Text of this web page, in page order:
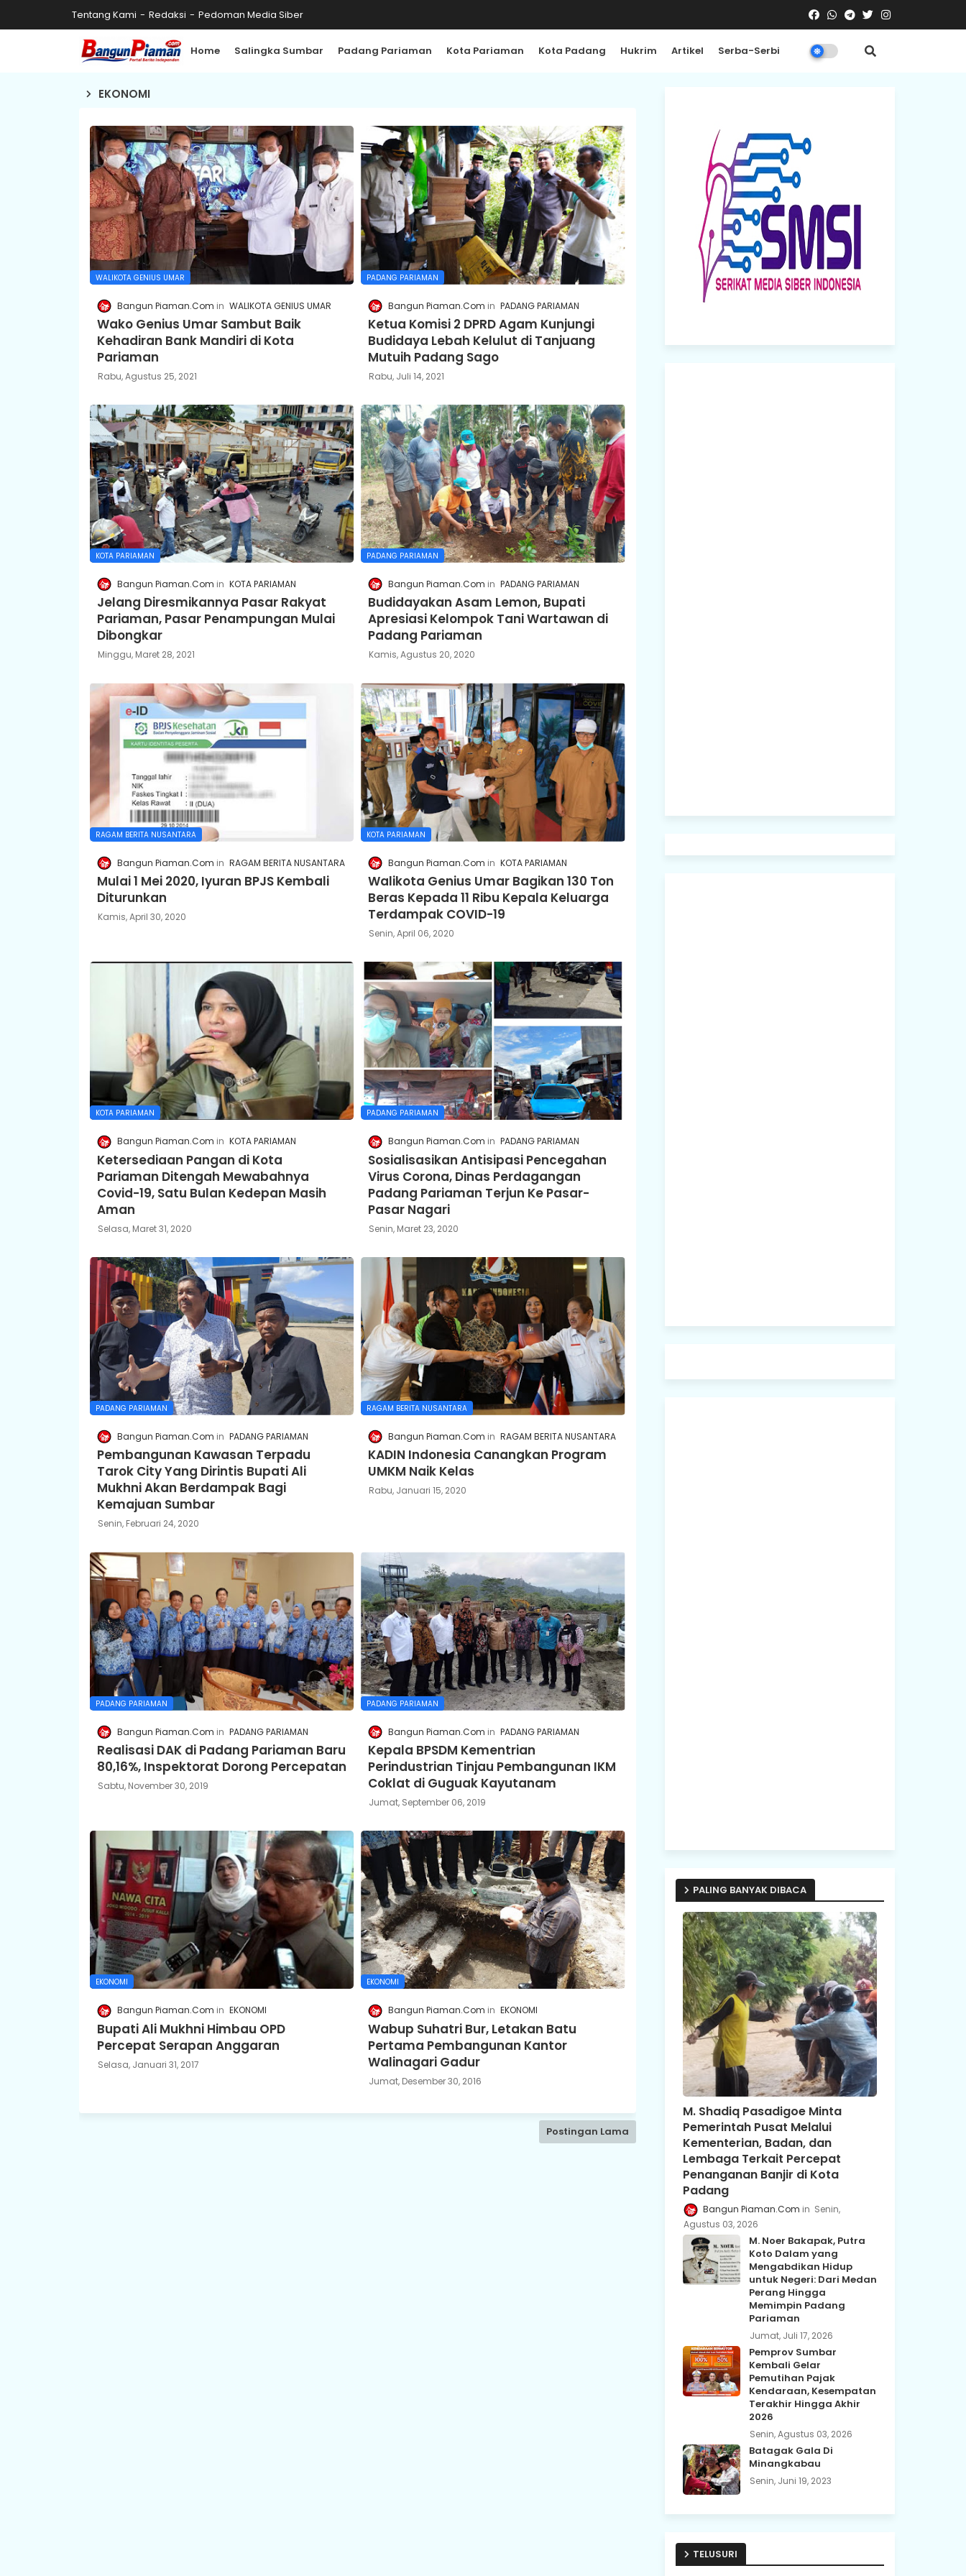
Tentang Kami Redaksi Pedoman Media Siber
Home Salingka Sumbar Padang Pariaman Kota Pariaman Kota Padang Hukrim Artikel Serba-Serbi
EKONOMI
WALIKOTA GENIUS UMAR
Bangun Piaman.Com WALIKOTA GENIUS UMAR
Wako Genius Umar Sambut Baik
Kehadiran Bank Mandiri di Kota
Pariaman
Rabu, Agustus 25, 2021
PADANG PARIAMAN
Bangun Piaman.Com PADANG PARIAMAN
Ketua Komisi 2 DPRD Agam Kunjungi
Budidaya Lebah Kelulut di Tanjuang
Mutuih Padang Sago
Rabu, Juli 14, 2021
KOTA PARIAMAN
Bangun Piaman.Com KOTA PARIAMAN
Jelang Diresmikannya Pasar Rakyat
Pariaman, Pasar Penampungan Mulai
Dibongkar
Minggu, Maret 28, 2021
PADANG PARIAMAN
Bangun Piaman.Com PADANG PARIAMAN
Budidayakan Asam Lemon, Bupati
Apresiasi Kelompok Tani Wartawan di
Padang Pariaman
Kamis, Agustus 20, 2020
RAGAM BERITA NUSANTARA
Bangun Piaman.Com RAGAM BERITA NUSANTARA
Mulai 1 Mei 2020, Iyuran BPJS Kembali
Diturunkan
Kamis, April 30, 2020
KOTA PARIAMAN
Bangun Piaman.Com KOTA PARIAMAN
Walikota Genius Umar Bagikan 130 Ton
Beras Kepada 11 Ribu Kepala Keluarga
Terdampak COVID-19
Senin, April 06, 2020
KOTA PARIAMAN
Bangun Piaman.Com KOTA PARIAMAN
Ketersediaan Pangan di Kota
Pariaman Ditengah Mewabahnya
Covid-19, Satu Bulan Kedepan Masih
Aman
Selasa, Maret 31, 2020
PADANG PARIAMAN
Bangun Piaman.Com PADANG PARIAMAN
Sosialisasikan Antisipasi Pencegahan
Virus Corona, Dinas Perdagangan
Padang Pariaman Terjun Ke Pasar-
Pasar Nagari
Senin, Maret 23, 2020
PADANG PARIAMAN
Bangun Piaman.Com PADANG PARIAMAN
Pembangunan Kawasan Terpadu
Tarok City Yang Dirintis Bupati Ali
Mukhni Akan Berdampak Bagi
Kemajuan Sumbar
Senin, Februari 24, 2020
RAGAM BERITA NUSANTARA
Bangun Piaman.Com RAGAM BERITA NUSANTARA
KADIN Indonesia Canangkan Program
UMKM Naik Kelas
Rabu, Januari 15, 2020
PADANG PARIAMAN
Bangun Piaman.Com PADANG PARIAMAN
Realisasi DAK di Padang Pariaman Baru
80,16%, Inspektorat Dorong Percepatan
Sabtu, November 30, 2019
PADANG PARIAMAN
Bangun Piaman.Com PADANG PARIAMAN
Kepala BPSDM Kementrian
Perindustrian Tinjau Pembangunan IKM
Coklat di Guguak Kayutanam
Jumat, September 06, 2019
EKONOMI
Bangun Piaman.Com EKONOMI
Bupati Ali Mukhni Himbau OPD
Percepat Serapan Anggaran
Selasa, Januari 31, 2017
EKONOMI
Bangun Piaman.Com EKONOMI
Wabup Suhatri Bur, Letakan Batu
Pertama Pembangunan Kantor
Walinagari Gadur
Jumat, Desember 30, 2016
Postingan Lama
PALING BANYAK DIBACA
M. Shadiq Pasadigoe Minta
Pemerintah Pusat Melalui
Kementerian, Badan, dan
Lembaga Terkait Percepat
Penanganan Banjir di Kota
Padang
Bangun Piaman.Com
Senin,
Agustus 03, 2026
M. Noer Bakapak, Putra
Koto Dalam yang
Mengabdikan Hidup
untuk Negeri: Dari Medan
Perang Hingga
Memimpin Padang
Pariaman
Jumat, Juli 17, 2026
Pemprov Sumbar
Kembali Gelar
Pemutihan Pajak
Kendaraan, Kesempatan
Terakhir Hingga Akhir
2026
Senin, Agustus 03, 2026
Batagak Gala Di
Minangkabau
Senin, Juni 19, 2023
TELUSURI